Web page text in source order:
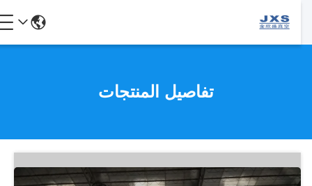
تفاصيل المنتجات